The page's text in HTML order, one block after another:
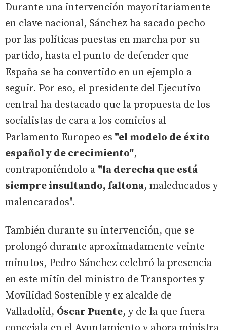
Durante una intervención mayoritariamente
en clave nacional, Sánchez ha sacado pecho
por las políticas puestas en marcha por su
partido, hasta el punto de defender que
España se ha convertido en un ejemplo a
seguir. Por eso, el presidente del Ejecutivo
central ha destacado que la propuesta de los
socialistas de cara a los comicios al
Parlamento Europeo es "el modelo de éxito
español y de crecimiento",
contraponiéndolo a "la derecha que está
siempre insultando, faltona, maleducados y
malencarados".
También durante su intervención, que se
prolongó durante aproximadamente veinte
minutos, Pedro Sánchez celebró la presencia
en este mitin del ministro de Transportes y
Movilidad Sostenible y ex alcalde de
Valladolid, Óscar Puente, y de la que fuera